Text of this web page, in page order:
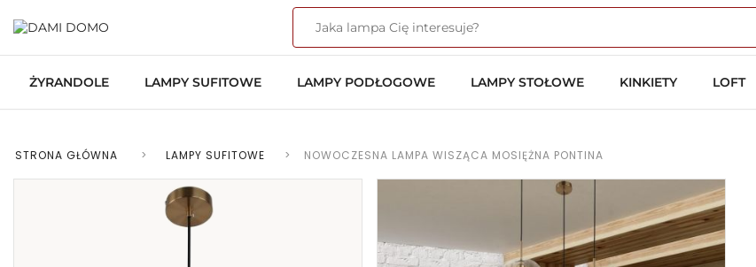
ŻYRANDOLE LAMPY SUFITOWE LAMPY PODŁOGOWE LAMPY STOŁOWE KINKIETY LOFT
STRONA GŁÓWNA > LAMPY SUFITOWE > NOWOCZESNA LAMPA WISZĄCA MOSIĘŻNA PONTINA